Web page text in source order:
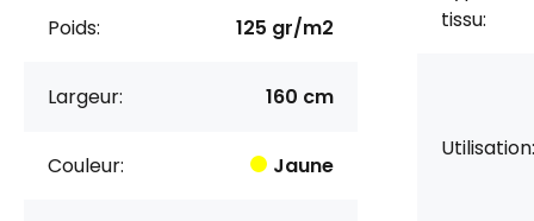
Poids: 125 gr/m2
Largeur: 160 cm
Couleur: Jaune
tissu:
Utilisation: